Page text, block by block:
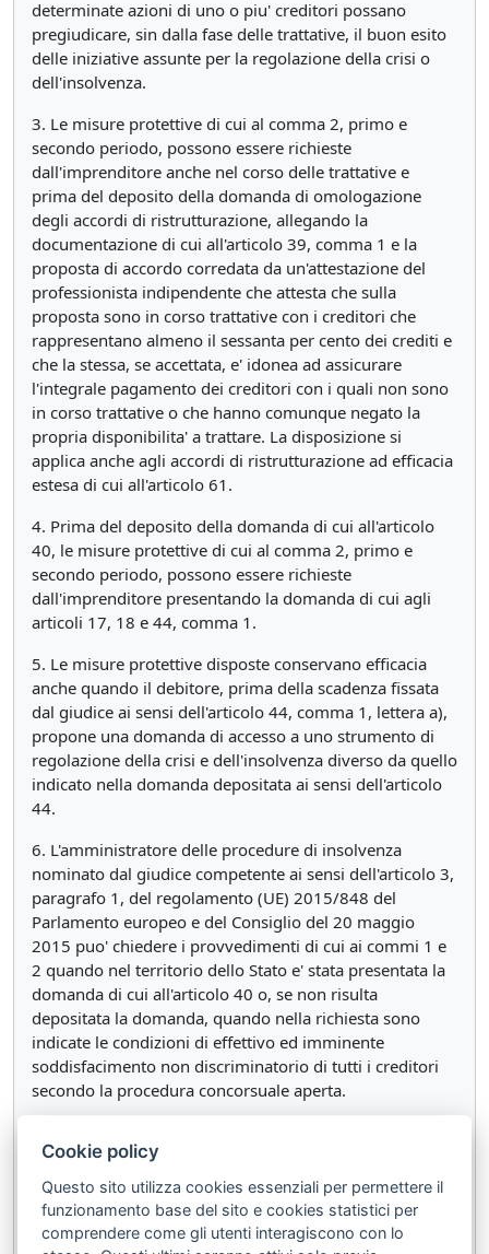
determinate azioni di uno o piu' creditori possano
pregiudicare, sin dalla fase delle trattative, il buon esito
delle iniziative assunte per la regolazione della crisi o
dell'insolvenza.
3. Le misure protettive di cui al comma 2, primo e
secondo periodo, possono essere richieste
dall'imprenditore anche nel corso delle trattative e
prima del deposito della domanda di omologazione
degli accordi di ristrutturazione, allegando la
documentazione di cui all'articolo 39, comma 1 e la
proposta di accordo corredata da un'attestazione del
professionista indipendente che attesta che sulla
proposta sono in corso trattative con i creditori che
rappresentano almeno il sessanta per cento dei crediti e
che la stessa, se accettata, e' idonea ad assicurare
l'integrale pagamento dei creditori con i quali non sono
in corso trattative o che hanno comunque negato la
propria disponibilita' a trattare. La disposizione si
applica anche agli accordi di ristrutturazione ad efficacia
estesa di cui all'articolo 61.
4. Prima del deposito della domanda di cui all'articolo
40, le misure protettive di cui al comma 2, primo e
secondo periodo, possono essere richieste
dall'imprenditore presentando la domanda di cui agli
articoli 17, 18 e 44, comma 1.
5. Le misure protettive disposte conservano efficacia
anche quando il debitore, prima della scadenza fissata
dal giudice ai sensi dell'articolo 44, comma 1, lettera a),
propone una domanda di accesso a uno strumento di
regolazione della crisi e dell'insolvenza diverso da quello
indicato nella domanda depositata ai sensi dell'articolo
44.
6. L'amministratore delle procedure di insolvenza
nominato dal giudice competente ai sensi dell'articolo 3,
paragrafo 1, del regolamento (UE) 2015/848 del
Parlamento europeo e del Consiglio del 20 maggio
2015 puo' chiedere i provvedimenti di cui ai commi 1 e
2 quando nel territorio dello Stato e' stata presentata la
domanda di cui all'articolo 40 o, se non risulta
depositata la domanda, quando nella richiesta sono
indicate le condizioni di effettivo ed imminente
soddisfacimento non discriminatorio di tutti i creditori
secondo la procedura concorsuale aperta.
del comma 3 i diritti di credito dei lavoratori.
______________
1) Articolo così sostituito dall'art. 13 delDecreto
Legislativo 17 giugno 2022 n.83.
Cookie policy
Questo sito utilizza cookies essenziali per permettere il
funzionamento base del sito e cookies statistici per
comprendere come gli utenti interagiscono con lo